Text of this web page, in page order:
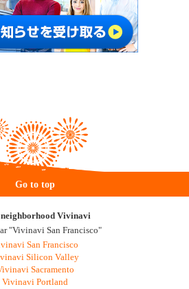
Go to top
Vivinavi
"Vivinavi San Francisco"
San Francisco
Silicon Valley
Sacramento
Vivinavi Portland